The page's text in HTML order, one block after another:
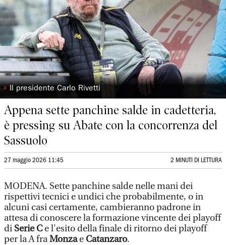
◗ Il presidente Carlo Rivetti
Appena sette panchine salde in cadetteria,
è pressing su Abate con la concorrenza del
Sassuolo
27 maggio 2026 11:45 2 MINUTI DI LETTURA
MODENA. Sette panchine salde nelle mani dei
rispettivi tecnici e undici che probabilmente, o in
alcuni casi certamente, cambieranno padrone in
attesa di conoscere la formazione vincente dei playoff
di Serie Ce l'esito della finale di ritorno dei playoff
per la A fraMonzae Catanzaro.